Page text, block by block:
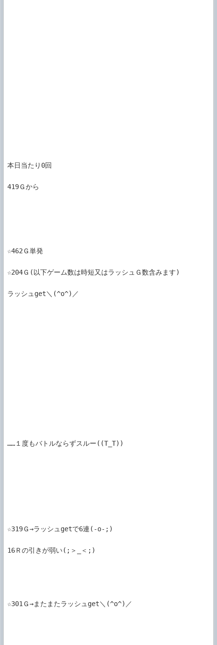
本日当たり0回
419Ｇから
☆462Ｇ単発
☆204Ｇ(以下ゲーム数は時短又はラッシュＧ数含みます)
ラッシュget＼(^o^)／
……１度もバトルならずスルー((T_T))
☆319Ｇ→ラッシュgetで6連(-o-;)
16Ｒの引きが弱い(;＞_＜;)
☆301Ｇ→またまたラッシュget＼(^o^)／